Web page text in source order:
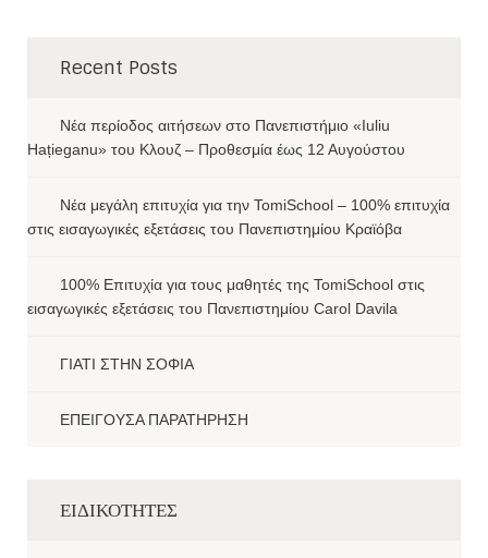
Recent Posts
Νέα περίοδος αιτήσεων στο Πανεπιστήμιο «Iuliu
Hațieganu» του Κλουζ – Προθεσμία έως 12 Αυγούστου
Νέα μεγάλη επιτυχία για την TomiSchool – 100% επιτυχία
στις εισαγωγικές εξετάσεις του Πανεπιστημίου Κραϊόβα
100% Επιτυχία για τους μαθητές της TomiSchool στις
εισαγωγικές εξετάσεις του Πανεπιστημίου Carol Davila
ΓΙΑΤΙ ΣΤΗΝ ΣΟΦΙΑ
ΕΠΕΙΓΟΥΣΑ ΠΑΡΑΤΗΡΗΣΗ
ΕΙΔΙΚΟΤΗΤΕΣ